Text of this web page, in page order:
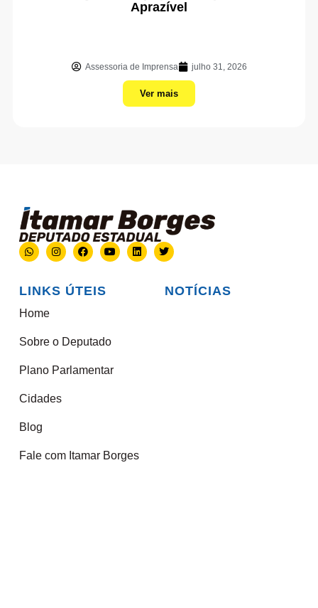
Aprazível
Assessoria de Imprensa julho 31, 2026
Ver mais
LINKS ÚTEIS
Home
Sobre o Deputado
Plano Parlamentar
Cidades
Blog
Fale com Itamar Borges
NOTÍCIAS